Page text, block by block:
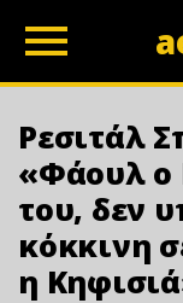
Ρεσιτάλ
«Φάουλ ο
του, δεν
κόκκινη
η